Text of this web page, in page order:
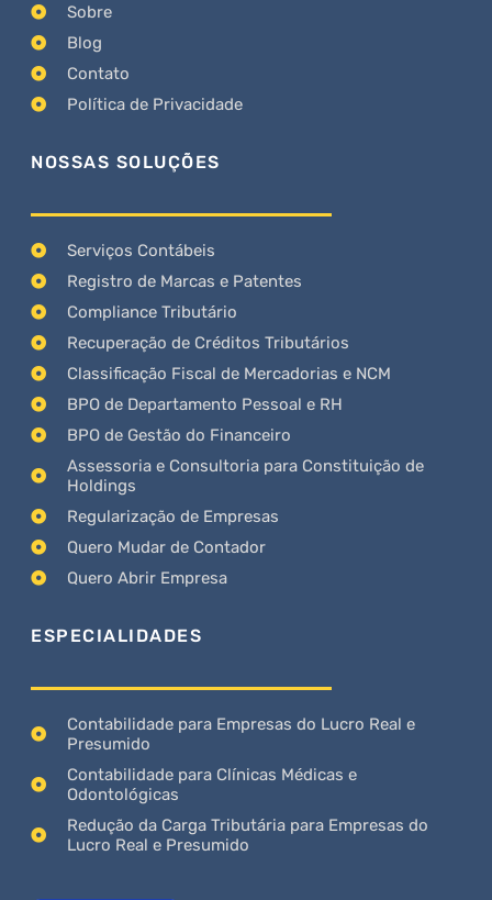
Sobre
Blog
Contato
Política de Privacidade
NOSSAS SOLUÇÕES
Serviços Contábeis
Registro de Marcas e Patentes
Compliance Tributário
Recuperação de Créditos Tributários
Classificação Fiscal de Mercadorias e NCM
BPO de Departamento Pessoal e RH
BPO de Gestão do Financeiro
Assessoria e Consultoria para Constituição de
Holdings
Regularização de Empresas
Quero Mudar de Contador
Quero Abrir Empresa
ESPECIALIDADES
Contabilidade para Empresas do Lucro Real e
Presumido
Contabilidade para Clínicas Médicas e
Odontológicas
Redução da Carga Tributária para Empresas do
Lucro Real e Presumido